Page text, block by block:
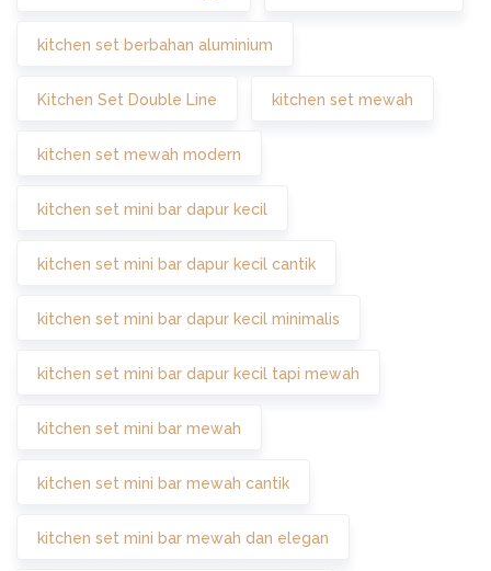
kitchen set berbahan aluminium
Kitchen Set Double Line kitchen set mewah
kitchen set mewah modern
kitchen set mini bar dapur kecil
kitchen set mini bar dapur kecil cantik
kitchen set mini bar dapur kecil minimalis
kitchen set mini bar dapur kecil tapi mewah
kitchen set mini bar mewah
kitchen set mini bar mewah cantik
kitchen set mini bar mewah dan elegan